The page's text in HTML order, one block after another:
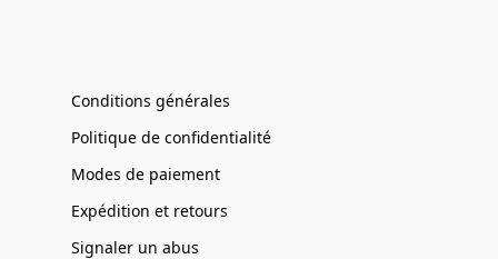
Conditions générales
Politique de confidentialité
Modes de paiement
Expédition et retours
Signaler un abus